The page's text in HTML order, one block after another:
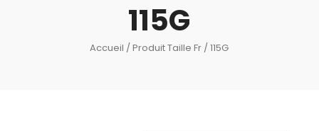
115G
Accueil / Produit Taille Fr / 115G